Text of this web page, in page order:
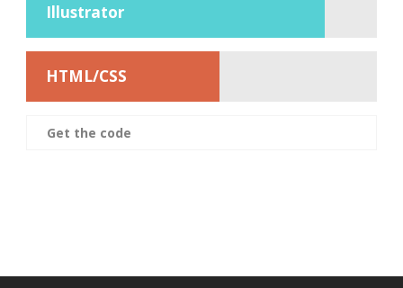
Illustrator
HTML/CSS
Get the code